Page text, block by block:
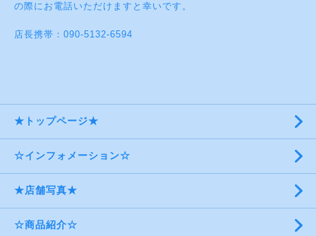
の際にお電話いただけますと幸いです。
店長携帯：090-5132-6594
★トップページ★
☆インフォメーション☆
★店舗写真★
☆商品紹介☆